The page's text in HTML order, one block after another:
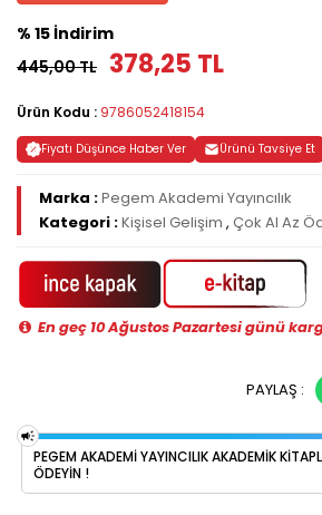
% 15 İndirim
445,00 TL 378,25 TL
Ürün Kodu : 9786052418154
Fiyatı Düşünce Haber Ver Ürünü Tavsiye Et
Marka :Pegem Akademi Yayıncılık
Kategori :Kişisel Gelişim , Çok Al Az
En geç 10 Ağustos Pazartesi günü
PAYLAŞ :
PEGEM AKADEMI YAYINCILIK AKADEMIK
ÖDEYIN !